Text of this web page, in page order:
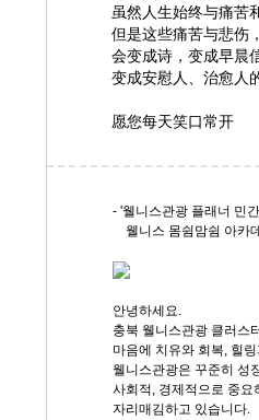
虽然人生始终与痛苦
但是这些痛苦与悲伤，
会变成诗，变成早晨
变成安慰人、治愈人
愿您每天笑口常开
- '웰니스관광 플래너 민
웰니스 몸쉼맘쉼 아카
안녕하세요.
충북 웰니스관광 클러스
마음에 치유와 회복, 힐
웰니스관광은 꾸준히 성
사회적, 경제적으로 중요
자리매김하고 있습니다.